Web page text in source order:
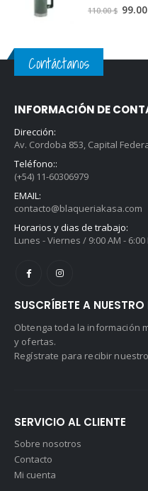
fuera
110.00$ 99.00
Contáctanos
INFORMACIÓN DE
Dirección:
Av. Cordoba 853, Capital
Teléfono::
(+54) 11-60306979
EMAIL:
contacto@blaqueriakasa.com
Horarios y dias de trabajo:
Lunes - Viernes / 9:00 AM - 6:00
SUSCRÍBETE A NUESTRO
Obtenga toda la información
y ofertas.
Regístrate para recibir
SERVICIO AL CLIENTE
Sobre nosotros
Contacto
Mi cuenta